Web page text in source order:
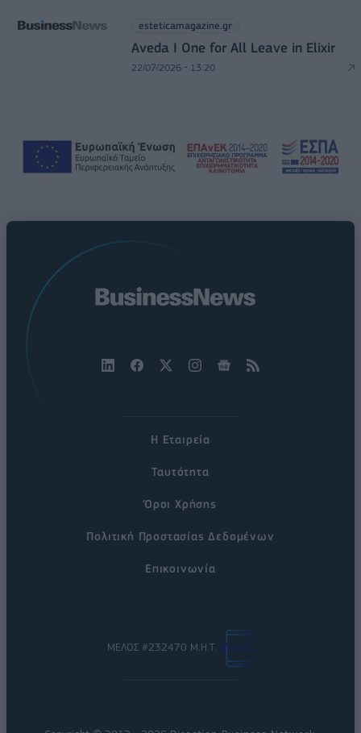
esteticamagazine.gr
Aveda I One for All Leave in Elixir
22/07/2026 - 13:20
Η Εταιρεία
Ταυτότητα
Όροι Χρήσης
Πολιτική Προστασίας Δεδομένων
Επικοινωνία
ΜΕΛΟΣ #232470 Μ.Η.Τ.